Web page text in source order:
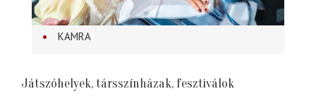
KAMRA
Játszóhelyek, társszínházak, fesztiválok